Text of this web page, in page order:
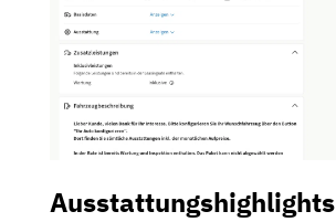
Ausstattungshighlights